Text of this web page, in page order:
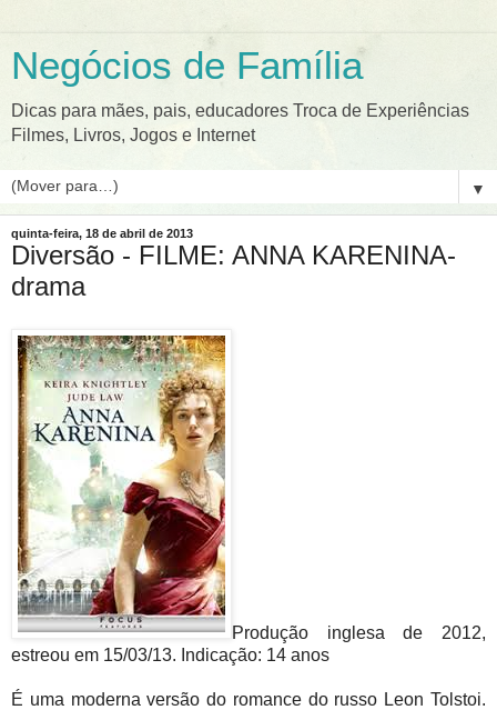
Negócios de Família
Dicas para mães, pais, educadores Troca de Experiências
Filmes, Livros, Jogos e Internet
▼
quinta-feira, 18 de abril de 2013
Diversão - FILME: ANNA KARENINA-
drama
Produção inglesa de 2012,
estreou em 15/03/13. Indicação: 14 anos
É uma moderna versão do romance do russo Leon Tolstoi.